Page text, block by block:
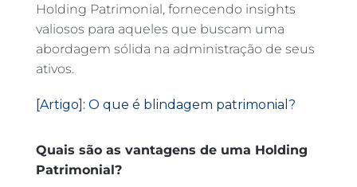
Holding Patrimonial, fornecendo insights
valiosos para aqueles que buscam uma
abordagem sólida na administração de seus
ativos.
[Artigo]: O que é blindagem patrimonial?
Quais são as vantagens de uma Holding
Patrimonial?